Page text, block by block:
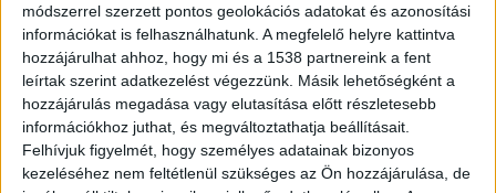
módszerrel szerzett pontos geolokációs adatokat és azonosítási
információkat is felhasználhatunk. A megfelelő helyre kattintva
hozzájárulhat ahhoz, hogy mi és a 1538 partnereink a fent
leírtak szerint adatkezelést végezzünk. Másik lehetőségként a
hozzájárulás megadása vagy elutasítása előtt részletesebb
információkhoz juthat, és megváltoztathatja beállításait.
Felhívjuk figyelmét, hogy személyes adatainak bizonyos
kezeléséhez nem feltétlenül szükséges az Ön hozzájárulása, de
A módosítás azokat érinti érzékenyen, akik eddig
átszállás nélkül eljuthattak Tihanyba, de ezt a
jövőben nem lehet majd megtenni. Ez nyilván az
idősebbeknek lehet probléma, akik eddig a nyári
időszakban megtehették azt, hogy a Népligetben
reggel 8-kor felszálltak a buszra, majd három